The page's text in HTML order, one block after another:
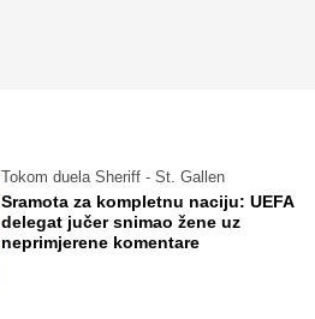
Tokom duela Sheriff - St. Gallen
Sramota za kompletnu naciju: UEFA
delegat jučer snimao žene uz
neprimjerene komentare